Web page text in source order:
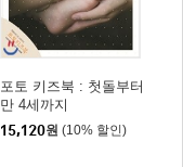
포토 키즈북 : 첫돌부터
만 4세까지
15,120원 (10% 할인)